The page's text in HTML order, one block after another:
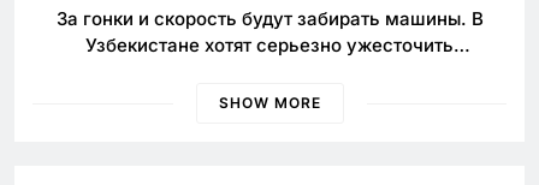
За гонки и скорость будут забирать машины. В
Узбекистане хотят серьезно ужесточить
SHOW MORE